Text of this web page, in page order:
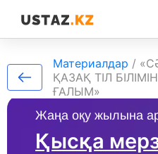
Жаңа оқу жылына
Қысқа
Материалдар /
ҚАЗАҚ ТІЛ
ҒАЛЫМ»